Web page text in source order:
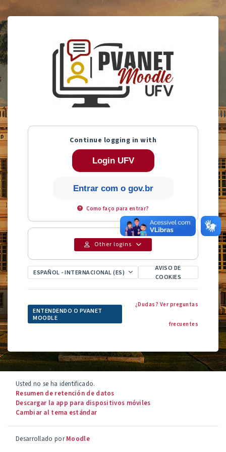
Salta al contenido principal
Entrar a
Continue logging in with
Login UFV
Entrar com o gov.br
Como faço para entrar?
Other logins
ESPAÑOL - INTERNACIONAL ‎(ES)‎
AVISO DE
COOKIES
ENTENDENDO O PVANET
MOODLE
¿Dudas? Ver preguntas
frecuentes
Usted no se ha identificado.
Resumen de retención de datos
Descargar la app para dispositivos móviles
Cambiar al tema estándar
Desarrollado porMoodle